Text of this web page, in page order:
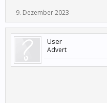
9. Dezember 2023
User
Advert